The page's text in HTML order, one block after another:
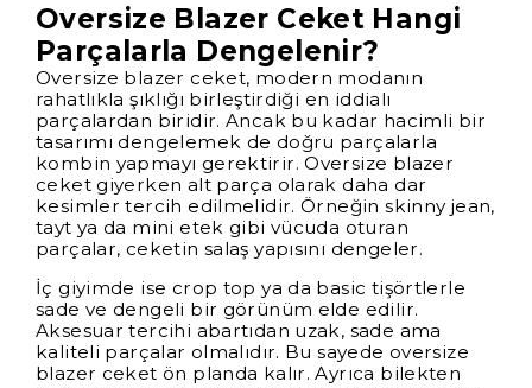
Oversize Blazer Ceket Hangi
Parçalarla Dengelenir?
Oversize blazer ceket, modern modanın
rahatlıkla şıklığı birleştirdiği en iddialı
parçalardan biridir. Ancak bu kadar hacimli bir
tasarımı dengelemek de doğru parçalarla
kombin yapmayı gerektirir. Oversize blazer
ceket giyerken alt parça olarak daha dar
kesimler tercih edilmelidir. Örneğin skinny jean,
tayt ya da mini etek gibi vücuda oturan
parçalar, ceketin salaş yapısını dengeler.
İç giyimde ise crop top ya da basic tişörtlerle
sade ve dengeli bir görünüm elde edilir.
Aksesuar tercihi abartıdan uzak, sade ama
kaliteli parçalar olmalıdır. Bu sayede oversize
blazer ceket ön planda kalır. Ayrıca bilekten